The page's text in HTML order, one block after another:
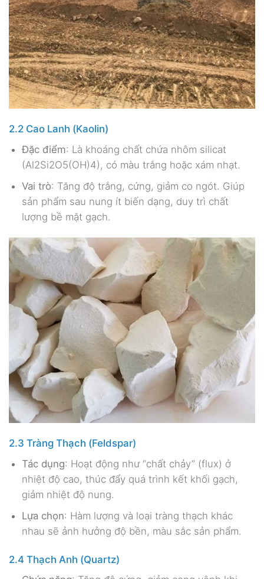
2.2 Cao Lanh (Kaolin)
Đặc điểm: Là khoáng chất chứa nhôm silicat
(Al2Si2O5(OH)4), có màu trắng hoặc xám nhạt.
Vai trò: Tăng độ trắng, cứng, giảm co ngót. Giúp
sản phẩm sau nung ít biến dạng, duy trì chất
lượng bề mặt gạch.
2.3 Tràng Thạch (Feldspar)
Tác dụng: Hoạt động như “chất chảy” (flux) ở
nhiệt độ cao, thúc đẩy quá trình kết khối gạch,
giảm nhiệt độ nung.
Lựa chọn: Hàm lượng và loại tràng thạch khác
nhau sẽ ảnh hưởng độ bền, màu sắc sản phẩm.
2.4 Thạch Anh (Quartz)